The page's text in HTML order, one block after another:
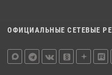
ОФИЦИАЛЬНЫЕ СЕТЕВЫЕ